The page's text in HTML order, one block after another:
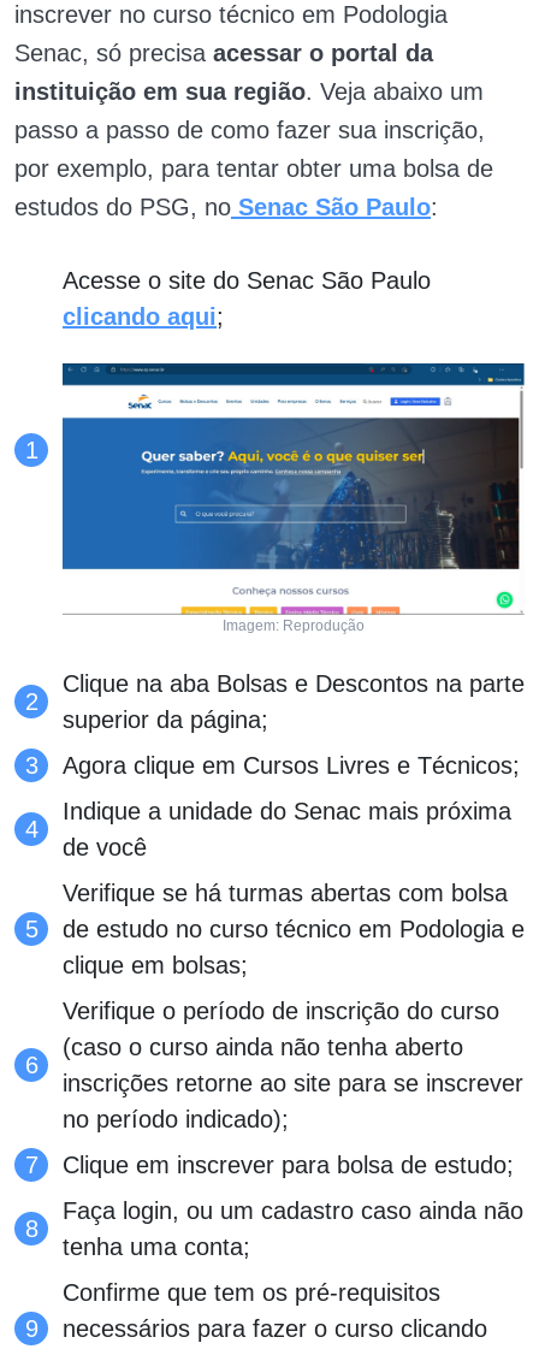
inscrever no curso técnico em Podologia
Senac, só precisa acessar o portal da
instituição em sua região. Veja abaixo um
passo a passo de como fazer sua inscrição,
por exemplo, para tentar obter uma bolsa de
estudos do PSG, no Senac São Paulo:
Acesse o site do Senac São Paulo
clicando aqui;
Imagem: Reprodução
Clique na aba Bolsas e Descontos na parte
superior da página;
Agora clique em Cursos Livres e Técnicos;
Indique a unidade do Senac mais próxima
de você
Verifique se há turmas abertas com bolsa
de estudo no curso técnico em Podologia e
clique em bolsas;
Verifique o período de inscrição do curso
(caso o curso ainda não tenha aberto
inscrições retorne ao site para se inscrever
no período indicado);
Clique em inscrever para bolsa de estudo;
Faça login, ou um cadastro caso ainda não
tenha uma conta;
Confirme que tem os pré-requisitos
necessários para fazer o curso clicando